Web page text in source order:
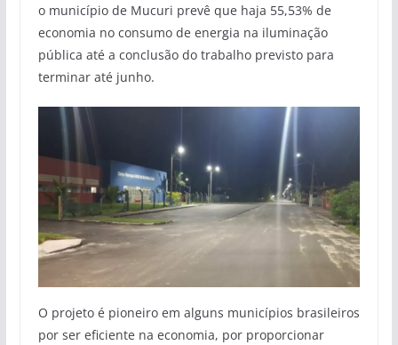
o município de Mucuri prevê que haja 55,53% de
economia no consumo de energia na iluminação
pública até a conclusão do trabalho previsto para
terminar até junho.
O projeto é pioneiro em alguns municípios brasileiros
por ser eficiente na economia, por proporcionar